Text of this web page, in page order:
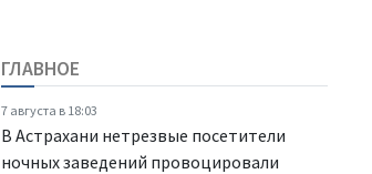
ГЛАВНОЕ
7 августа в 18:03
В Астрахани нетрезвые посетители
ночных заведений провоцировали